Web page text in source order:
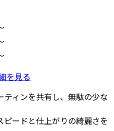
を見る
ィンを共有し、無駄の少な
ードと仕上がりの綺麗さを